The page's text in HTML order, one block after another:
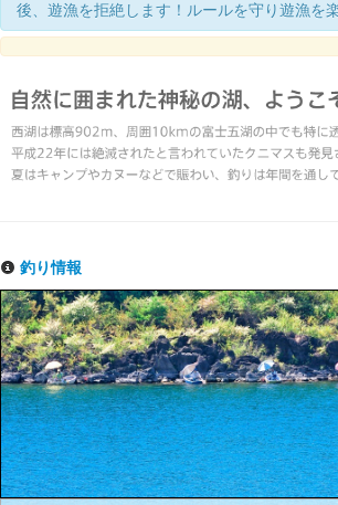
後、遊漁を拒絶します！ルールを守り遊漁を
釣り情報